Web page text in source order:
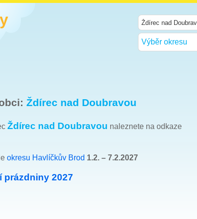
Výběr okresu
Ždírec nad Doubravou
Ždírec nad Doubravou naleznete na odkaze
okresu Havlíčkův Brod 1.2. – 7.2.2027
prázdniny 2027